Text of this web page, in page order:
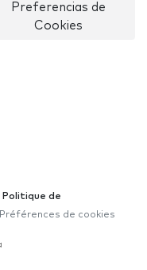
Preferencias de
Cookies
Politique de
Préférences de cookies